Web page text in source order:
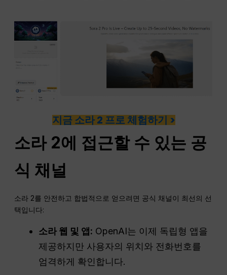
지금 소라 2 프로 체험하기 >
소라 2에 접근할 수 있는 공
식 채널
소라 2를 안전하고 합법적으로 얻으려면 공식 채널이 최선의 선
택입니다:
소라 웹 및 앱: OpenAI는 이제 독립형 앱을
제공하지만 사용자의 위치와 전화번호를
엄격하게 확인합니다.